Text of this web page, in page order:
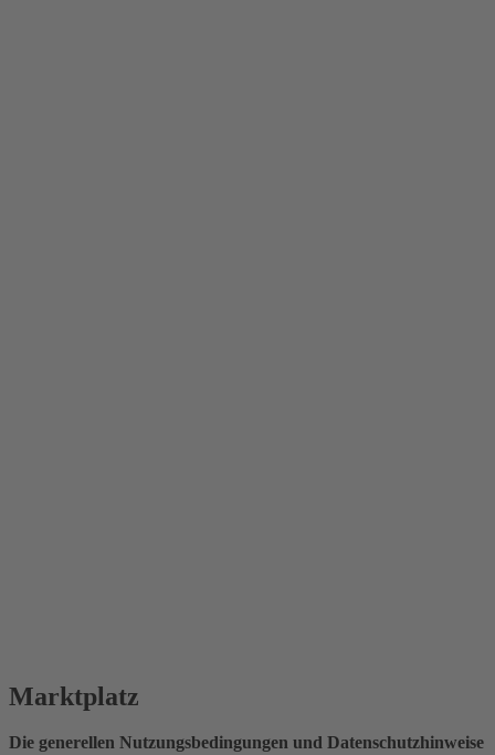
Marktplatz
Die generellen Nutzungsbedingungen und Datenschutzhinweise